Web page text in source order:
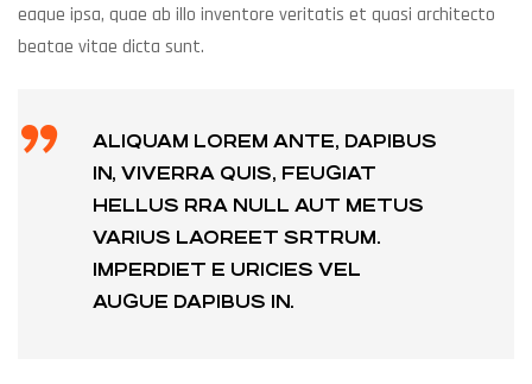
eaque ipsa, quae ab illo inventore veritatis et quasi architecto
beatae vitae dicta sunt.
ALIQUAM LOREM ANTE, DAPIBUS
IN, VIVERRA QUIS, FEUGIAT
HELLUS RRA NULL AUT METUS
VARIUS LAOREET SRTRUM.
IMPERDIET E URICIES VEL
AUGUE DAPIBUS IN.